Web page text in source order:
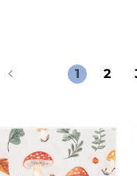
55
1 2